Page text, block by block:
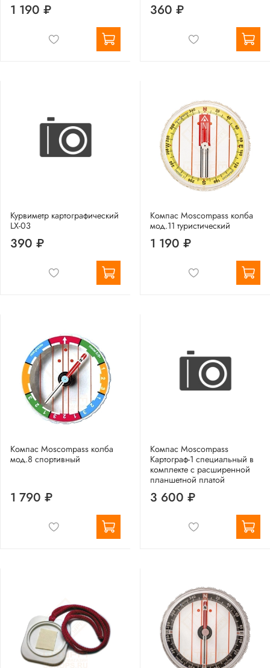
1 190 ₽ 360 ₽
Курвиметр картографический
LX-03
390 ₽
Компас Moscompass колба
мод.11 туристический
1 190 ₽
Компас Moscompass колба
мод.8 спортивный
1 790 ₽
Компас Moscompass
Картограф-1 специальный в
комплекте с расширенной
планшетной платой
3 600 ₽